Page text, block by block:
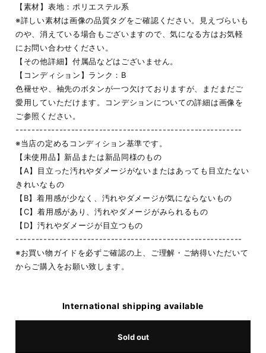
【素材】表地：ポリエステル系
※詳しい素材は画像の品質タグをご確認ください。見えづらいも
のや、消えている場合もございますので、気になる方はお気軽
にお問い合わせください。
【その他詳細】付属品などはございません。
【コンディション】ランク：B
色褪せや、袖先のボタンが一つ欠けておりますが、まだまだご
愛用していただけます。コンデションについての詳細は画像を
ご参照ください。
---------------------------------------------------------
※当店の定めるコンディション基準です。
【未使用品】新品または新品同様のもの
【A】目立った汚れやダメージがないまたはあっても目立たない
きれいなもの
【B】着用感が少なく、汚れやダメージが気にならないもの
【C】着用感があり、汚れやダメージがみられるもの
【D】汚れやダメージが目立つもの
---------------------------------------------------------
※お買い物ガイドを必ずご確認の上、ご理解・ご納得いただいて
からご購入をお願い致します。
International shipping available
Sold out